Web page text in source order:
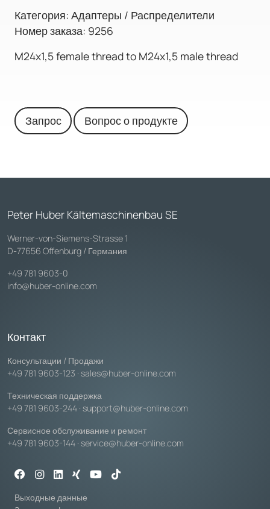
Категория: Адаптеры / Распределители
Номер заказа: 9256
M24x1,5 female thread to M24x1,5 male thread
Запрос Вопрос о продукте
Peter Huber Kältemaschinenbau SE
Werner-von-Siemens-Strasse 1
D-77656 Offenburg / Германия
+49 781 9603-0
info@huber-online.com
Контакт
Консультации / Продажи
+49 781 9603-123 · sales@huber-online.com
Техническая поддержка
+49 781 9603-244 · support@huber-online.com
Сервисное обслуживание и ремонт
+49 781 9603-144 · service@huber-online.com
Выходные данные